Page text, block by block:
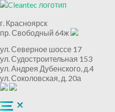
г. Красноярск
пр. Свободный 64ж
ул. Северное шоссе 17
ул. Судостроительная 153
ул. Андрея Дубенского, д.4
ул. Соколовская, д. 20а